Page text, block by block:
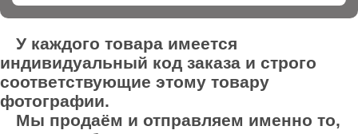
У каждого товара имеется
индивидуальный код заказа и строго
соответствующие этому товару
фотографии.
Мы продаём и отправляем именно то,